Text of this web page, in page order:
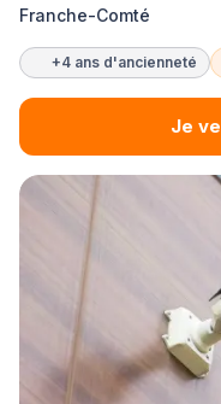
Franche-Comté
+4 ans d'ancienneté
Je